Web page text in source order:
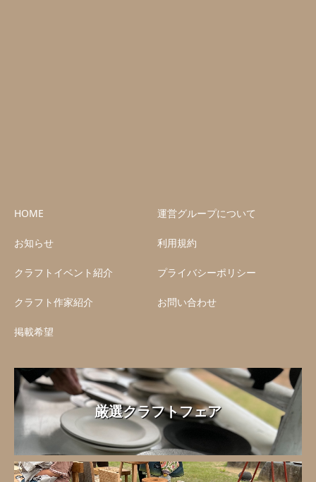
HOME
お知らせ
クラフトイベント紹介
クラフト作家紹介
掲載希望
運営グループについて
利用規約
プライバシーポリシー
お問い合わせ
厳選クラフトフェア